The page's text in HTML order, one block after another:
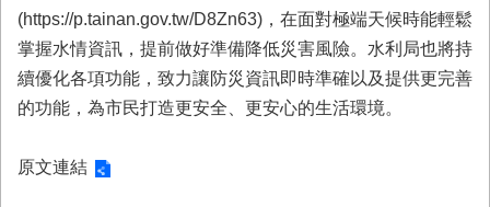
(https://p.tainan.gov.tw/D8Zn63)，在面對極端天候時能輕鬆
掌握水情資訊，提前做好準備降低災害風險。水利局也將持
續優化各項功能，致力讓防災資訊即時準確以及提供更完善
的功能，為市民打造更安全、更安心的生活環境。
原文連結